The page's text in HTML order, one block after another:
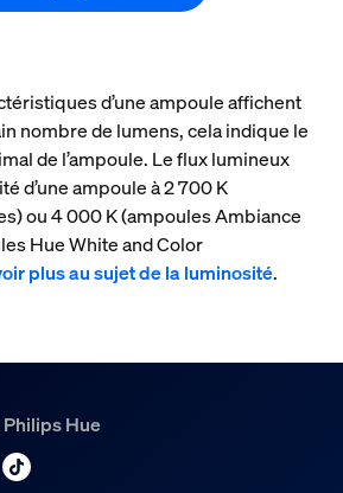
d’une ampoule affichent
nombre de lumens, cela indique le
de l’ampoule. Le flux lumineux
d’une ampoule à 2 700 K
ou 4 000 K (ampoules Ambiance
Hue White and Color
plus au sujet de la luminosité.
Hue